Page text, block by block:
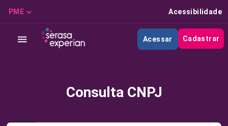
PME Acessibilidade
Acessar Cadastrar
Consulta CNPJ